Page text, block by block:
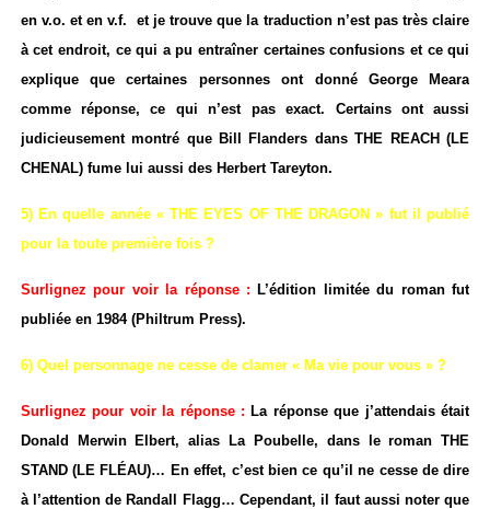
en v.o. et en v.f. et je trouve que la traduction n’est pas très claire
à cet endroit, ce qui a pu entraîner certaines confusions et ce qui
explique que certaines personnes ont donné George Meara
comme réponse, ce qui n’est pas exact. Certains ont aussi
judicieusement montré que Bill Flanders dans THE REACH (LE
CHENAL) fume lui aussi des Herbert Tareyton.
5) En quelle année « THE EYES OF THE DRAGON » fut il publié
pour la toute première fois ?
Surlignez pour voir la réponse : L’édition limitée du roman fut
publiée en 1984 (Philtrum Press).
6) Quel personnage ne cesse de clamer « Ma vie pour vous » ?
Surlignez pour voir la réponse : La réponse que j’attendais était
Donald Merwin Elbert, alias La Poubelle, dans le roman THE
STAND (LE FLÉAU)… En effet, c’est bien ce qu’il ne cesse de dire
à l’attention de Randall Flagg… Cependant, il faut aussi noter que